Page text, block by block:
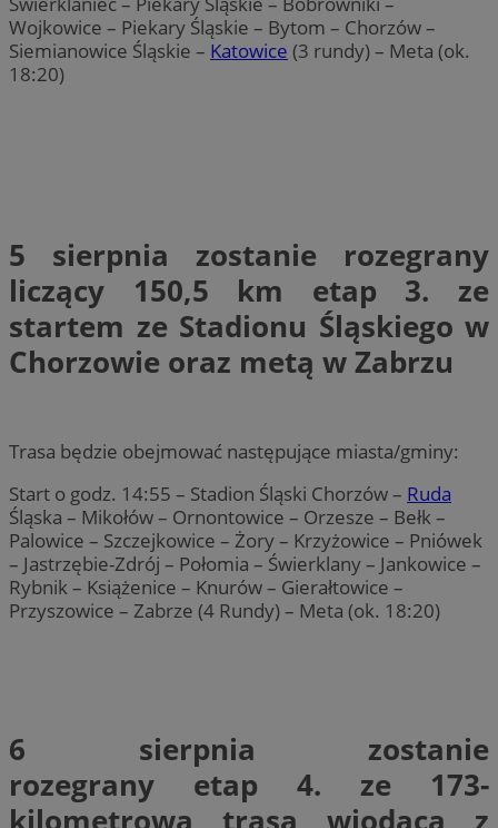
Wojkowice – Piekary Śląskie – Bytom – Chorzów –
Siemianowice Śląskie – Katowice (3 rundy) – Meta (ok.
18:20)
5 sierpnia zostanie rozegrany
liczący 150,5 km etap 3. ze
startem ze Stadionu Śląskiego w
Chorzowie oraz metą w Zabrzu
Trasa będzie obejmować następujące miasta/gminy:
Start o godz. 14:55 – Stadion Śląski Chorzów – Ruda
Śląska – Mikołów – Ornontowice – Orzesze – Bełk –
Palowice – Szczejkowice – Żory – Krzyżowice – Pniówek
– Jastrzębie-Zdrój – Połomia – Świerklany – Jankowice –
Rybnik – Książenice – Knurów – Gierałtowice –
Przyszowice – Zabrze (4 Rundy) – Meta (ok. 18:20)
6 sierpnia zostanie
rozegrany etap 4. ze 173-
kilometrową trasą wiodącą z